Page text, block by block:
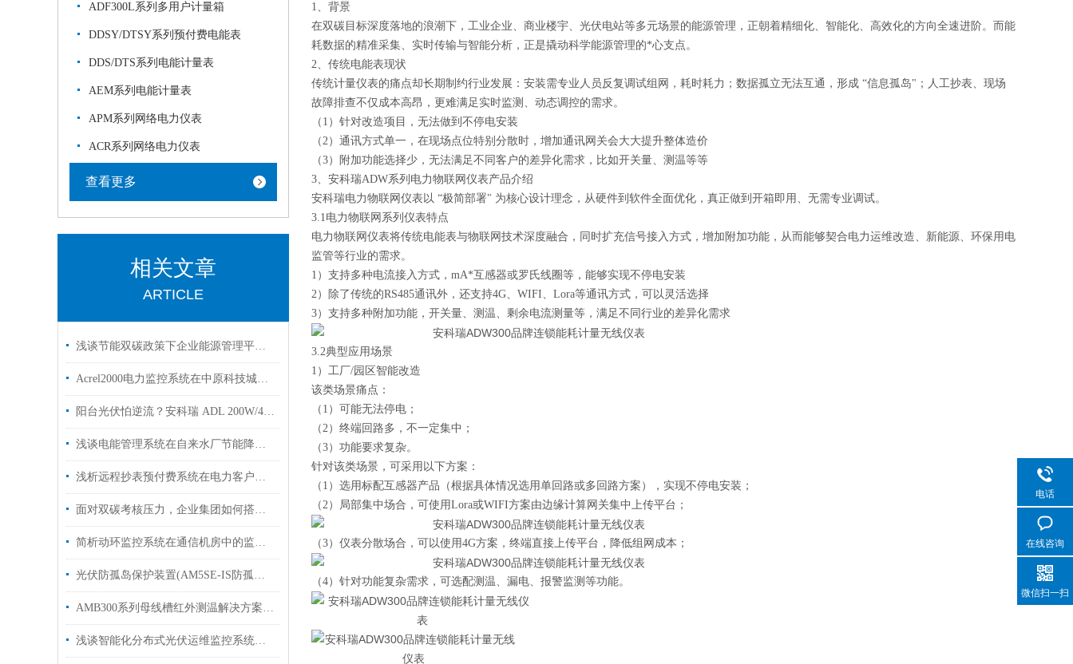
ADF300L系列多用户计量箱
DDSY/DTSY系列预付费电能表
DDS/DTS系列电能计量表
AEM系列电能计量表
APM系列网络电力仪表
ACR系列网络电力仪表
查看更多
相关文章
ARTICLE
浅谈节能双碳政策下企业能源管理平台系统的推进
Acrel2000电力监控系统在中原科技城智慧能源配电工程中的应用
阳台光伏怕逆流？安科瑞 ADL 200W/400W电表，户用光储合规省电费的核心！
浅谈电能管理系统在自来水厂节能降耗中的应用
浅析远程抄表预付费系统在电力客户管理方面的应用
面对双碳考核压力，企业集团如何搭建全域能碳数字化平台？
简析动环监控系统在通信机房中的监测与预警作用
光伏防孤岛保护装置(AM5SE-IS防孤岛保护装置)
AMB300系列母线槽红外测温解决方案中国移动河南某数据中心项目案例分享
浅谈智能化分布式光伏运维监控系统的设计与实现
1、背景
在双碳目标深度落地的浪潮下，工业企业、商业楼宇、光伏电站等多元场景的能源管理，正朝着精细化、智能化、高效化的方向全速进阶。而能
耗数据的精准采集、实时传输与智能分析，正是撬动科学能源管理的*心支点。
2、 传统电能表现状
传统计量仪表的痛点却长期制约行业发展：安装需专业人员反复调试组网，耗时耗力；数据孤立无法互通，形成 “信息孤岛"；人工抄表、现场
故障排查不仅成本高昂，更难满足实时监测、动态调控的需求。
（ 1 ）针对改造项目，无法做到不停电安装
（2）通讯方式单一，在现场点位特别分散时，增加通讯网关会大大提升整体造价
（3）附加功能选择少，无法满足不同客户的差异化需求，比如开关量、测温等等
3、安科瑞ADW系列 电力物联网仪表产品介绍
安科瑞电力物联网 仪表以 “极简部署" 为核心设计理念，从硬件到软件全面优化，真正做到开箱即用、无需专业调试。
3.1电力物联网系列仪表特点
电力物联网仪表将传统电能表与物联网技术深度融合，同时扩充信号接入方式，增加附加功能，从而能够契合电力运维改造、新能源、环保用电
监管等行业的需求。
1）支持多种电流接入方式，mA*互感器或罗氏线圈等，能够实现不停电安装
2）除了传统的RS485通讯外，还支持4G、WIFI、Lora等通讯方式，可以灵活选择
3）支持多种附加功能，开关量、测温、剩余电流测量等，满足不同行业的差异化需求
3.2典型应用场景
1） 工厂/园区智能改造
该类场景痛点：
（1） 可能无法停电；
（2） 终端回路多，不一定集中；
（3） 功能要求复杂。
针对该类场景，可采用以下方案：
（1） 选用标配互感器产品（根据具体情况选用单回路或多回路方案），实现不停电安装；
（2） 局部集中场合，可使用Lora或WIFI方案由边缘计算网关集中上传平台；
（3） 仪表分散场合，可以使用4G方案，终端直接上传平台，降低组网成本；
（4） 针对功能复杂需求，可选配测温、漏电、报警监测等功能。
电话
在线咨询
微信扫一扫